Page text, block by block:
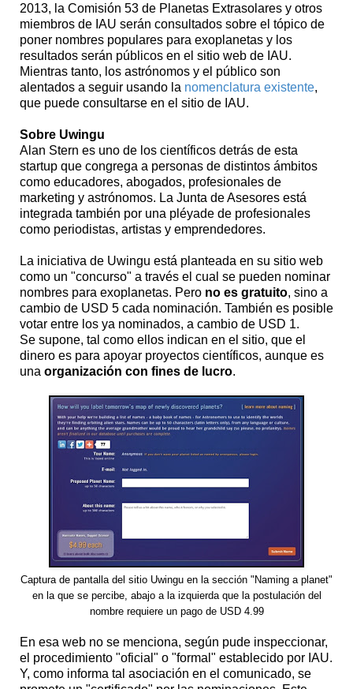
2013, la Comisión 53 de Planetas Extrasolares y otros
miembros de IAU serán consultados sobre el tópico de
poner nombres populares para exoplanetas y los
resultados serán públicos en el sitio web de IAU.
Mientras tanto, los astrónomos y el público son
alentados a seguir usando la nomenclatura existente,
que puede consultarse en el sitio de IAU.
Sobre Uwingu
Alan Stern es uno de los científicos detrás de esta
startup que congrega a personas de distintos ámbitos
como educadores, abogados, profesionales de
marketing y astrónomos. La Junta de Asesores está
integrada también por una pléyade de profesionales
como periodistas, artistas y emprendedores.
La iniciativa de Uwingu está planteada en su sitio web
como un "concurso" a través el cual se pueden nominar
nombres para exoplanetas. Pero no es gratuito, sino a
cambio de USD 5 cada nominación. También es posible
votar entre los ya nominados, a cambio de USD 1.
Se supone, tal como ellos indican en el sitio, que el
dinero es para apoyar proyectos científicos, aunque es
una organización con fines de lucro.
Captura de pantalla del sitio Uwingu en la sección "Naming a planet"
en la que se percibe, abajo a la izquierda que la postulación del
nombre requiere un pago de USD 4.99
En esa web no se menciona, según pude inspeccionar,
el procedimiento "oficial" o "formal" establecido por IAU.
Y, como informa tal asociación en el comunicado, se